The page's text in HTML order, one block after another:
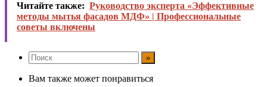
Читайте также: Руководство эксперта «Эффективные
методы мытья фасадов МДФ» | Профессиональные
советы включены
Вам также может понравиться